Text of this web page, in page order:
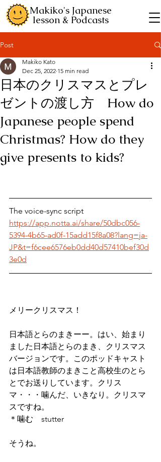
Makiko's Japanese
lesson & Podcasts
Post
日本のクリスマスとプレ
ゼントの渡し方 How do
Japanese people spend
Christmas? How do they
give presents to kids?
Makiko Kato
Dec 25, 2022 15 min read
The voice-sync script
https://app.notta.ai/share/50dbc056-
5394-4b65-ad0f-15add15f8a08?lang=ja-
JP&t=f6cee6576eb0dd40d57410bef30d
3e0d
メリークリスマス！
日本語とらのまきーー。はい、始まり
ました日本語とらのまき、クリスマス
バージョンです。このポッドキャスト
は日本語教師のまきこと高校生のとら
とでお送りしています。クリス
マ・・・噛んだ、いきなり。クリスマ
スですね。
＊噛む　stutter
そうね。